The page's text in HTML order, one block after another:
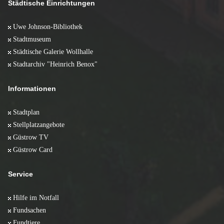
Januar 2009 (6)
Städtische Einrichtungen
Uwe Johnson-Bibliothek
Stadtmuseum
Städtische Galerie Wollhalle
Stadtarchiv "Heinrich Benox"
Informationen
Stadtplan
Stellplatzangebote
Güstrow TV
Güstrow Card
Service
Hilfe im Notfall
Fundsachen